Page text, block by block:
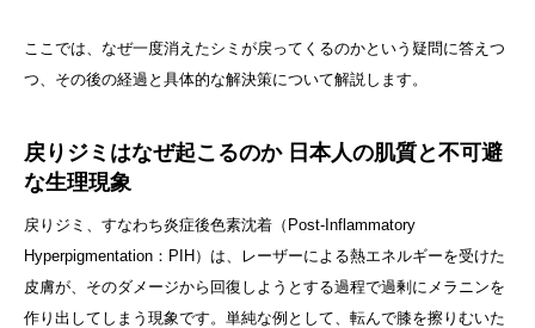
ここでは、なぜ一度消えたシミが戻ってくるのかという疑問に答えつ
つ、その後の経過と具体的な解決策について解説します。
戻りジミはなぜ起こるのか 日本人の肌質と不可避
な生理現象
戻りジミ、すなわち炎症後色素沈着（Post-Inflammatory
Hyperpigmentation：PIH）は、レーザーによる熱エネルギーを受けた
皮膚が、そのダメージから回復しようとする過程で過剰にメラニンを
作り出してしまう現象です。単純な例として、転んで膝を擦りむいた